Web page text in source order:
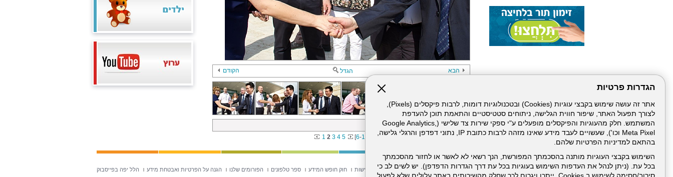
הגדרות פרטיות
אתר זה עושה שימוש בקבצי עוגיות (Cookies) ובטכנולוגיות דומות, לרבות פיקסלים (Pixels),
לצורך תפעול האתר, שיפור חווית הגלישה, ניתוחים סטטיסטיים והתאמת תוכן להעדפת
המשתמש. חלק מהעוגיות והפיקסלים מופעלים ע"י ספקי שירות צד שלישי (Google Analytics,
Meta Pixel וכו'), שעשויים לעבד מידע שאינו מזהה לרבות כתובת IP, נתוני דפדפן והרגלי גלישה,
בהתאם למדיניות הפרטיות שלהם.
השימוש בקבצי העוגיות מותנה בהסכמתך המפורשת, הנך רשאי לא לאשר או לחזור מהסכמתך
בכל עת. (ניתן לנהל את העדפות השימוש בעוגיות בכל עת דרך הגדרות הדפדפן). יש לשים לב כי
הקודם הגדל הבא
ביקור משלחת מסין 5.8.14
1 2 3 4 5 [6-10
עמוד הבית תנאי שימוש באתר מפת אתר הצהרת נגישות חוק חופש המידע ספר טלפונים הפורומים שלנו הגנה על הפרטיות ואבטחת מידע הלל יפה בפייסבוק